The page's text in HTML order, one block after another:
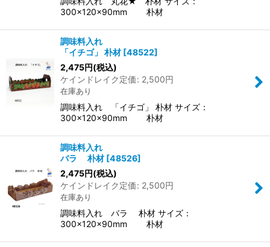
300×120×90mm 朴材
調味料入れ
「イチゴ」 朴材 [48522]
2,475円(税込)
ケインドレイク定価: 2,500円
在庫あり
調味料入れ 「イチゴ」 朴材 サイズ：
300×120×90mm 朴材
調味料入れ
バラ 朴材 [48526]
2,475円(税込)
ケインドレイク定価: 2,500円
在庫あり
調味料入れ バラ 朴材 サイズ：
300×120×90mm 朴材